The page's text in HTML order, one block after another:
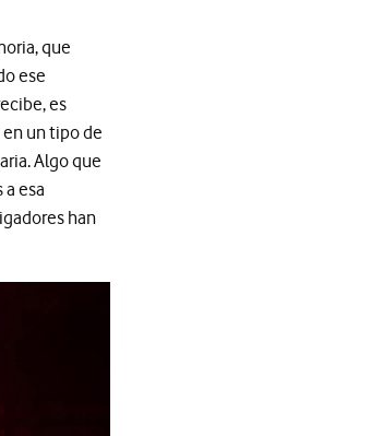
que
ese
es
un tipo de
Algo que
a esa
han